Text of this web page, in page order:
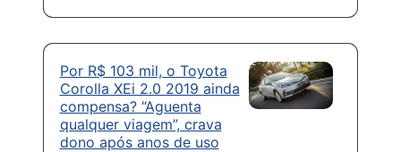
Por R$ 103 mil, o Toyota
Corolla XEi 2.0 2019 ainda
compensa? “Aguenta
qualquer viagem”, crava
dono após anos de uso